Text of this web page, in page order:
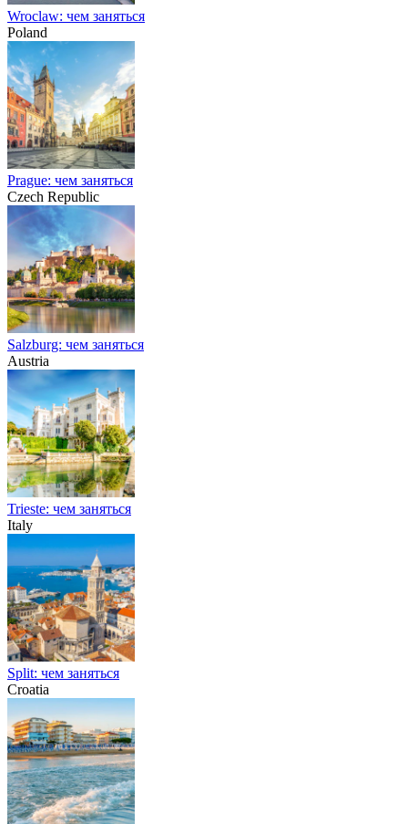
Wroclaw: чем заняться
Poland
Prague: чем заняться
Czech Republic
Salzburg: чем заняться
Austria
Trieste: чем заняться
Italy
Split: чем заняться
Croatia